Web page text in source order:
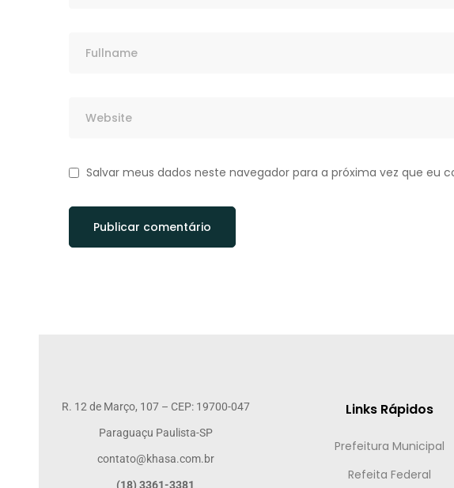
Salvar meus dados neste navegador para a próxima vez que eu
R. 12 de Março, 107 – CEP: 19700-047
Paraguaçu Paulista-SP
contato@khasa.com.br
(18) 3361-3381
Links Rápidos
Prefeitura Municipal
Refeita Federal